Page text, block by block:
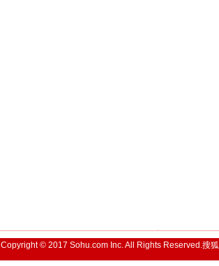
Copyright © 2017 Sohu.com Inc. All Rights Reserved.搜